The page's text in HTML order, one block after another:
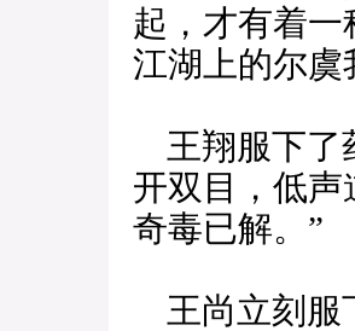
起，才有着
江湖上的尔虞
王翔服下了
开双目，低声
奇毒已解。”
王尚立刻服